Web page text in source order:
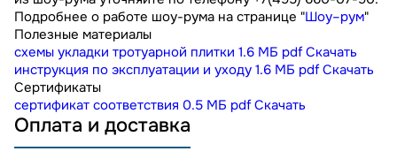
Подробнее о работе шоу-рума на странице "Шоу–рум"
Полезные материалы
схемы укладки тротуарной плитки 1.6 МБ pdf Скачать
инструкция по эксплуатации и уходу 1.6 МБ pdf Скачать
Сертификаты
сертификат соответствия 0.5 МБ pdf Скачать
Оплата и доставка